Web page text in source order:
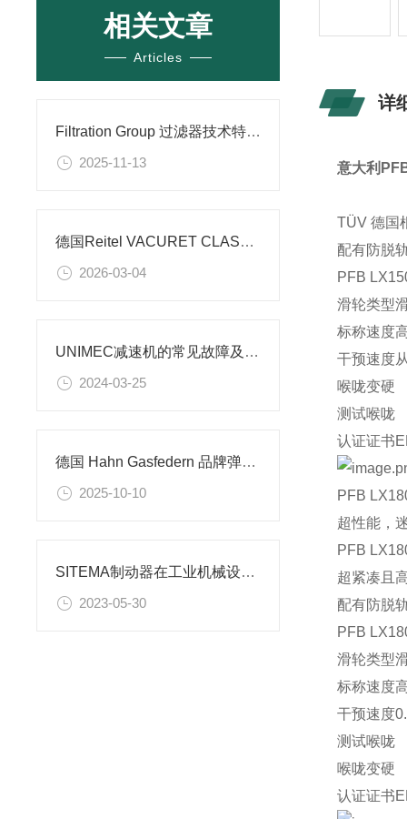
相关文章
Articles
Filtration Group 过滤器技术特点与典型应用场景解析
2025-11-13
德国Reitel VACURET CLASSIC真空搅拌器技术特点及应用场景解析
2026-03-04
UNIMEC减速机的常见故障及其诊断方法
2024-03-25
德国 Hahn Gasfedern 品牌弹簧技术解析及使用场景
2025-10-10
SITEMA制动器在工业机械设备中的应用
2023-05-30
详
意大利
TÜV 德国
配有防脱
PFB
滑轮类型
标称速度
干预速度
喉咙变硬
测试喉咙
认证证书
PFB
超性能，
PFB
超紧凑且
配有防脱
PFB
滑轮类型
标称速度
干预速度
测试喉咙
喉咙变硬
认证证书